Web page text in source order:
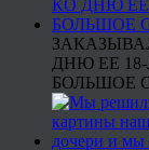
ДНЮ ЕЕ
БОЛЬШОЕ